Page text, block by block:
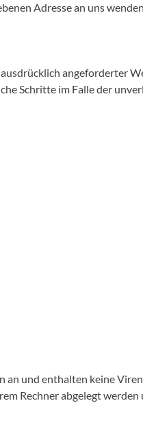
Adresse an uns
angeforderter
Schritte im Falle der
und enthalten keine
Rechner abgelegt